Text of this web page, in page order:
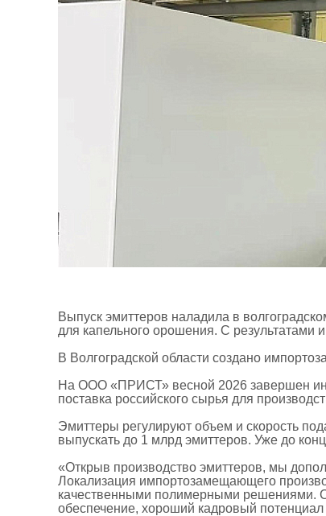
Выпуск эмиттеров наладила в
для капельного орошения. С результатами
В Волгоградской области создано
На ООО «ПРИСТ» весной 2026 завершен
поставка российского сырья для
Эмиттеры регулируют объем и скорость
выпускать до 1 млрд эмиттеров. Уже до
«Открыв производство эмиттеров, мы
Локализация импортозамещающего
качественными полимерными решениями.
обеспечение, хороший кадровый